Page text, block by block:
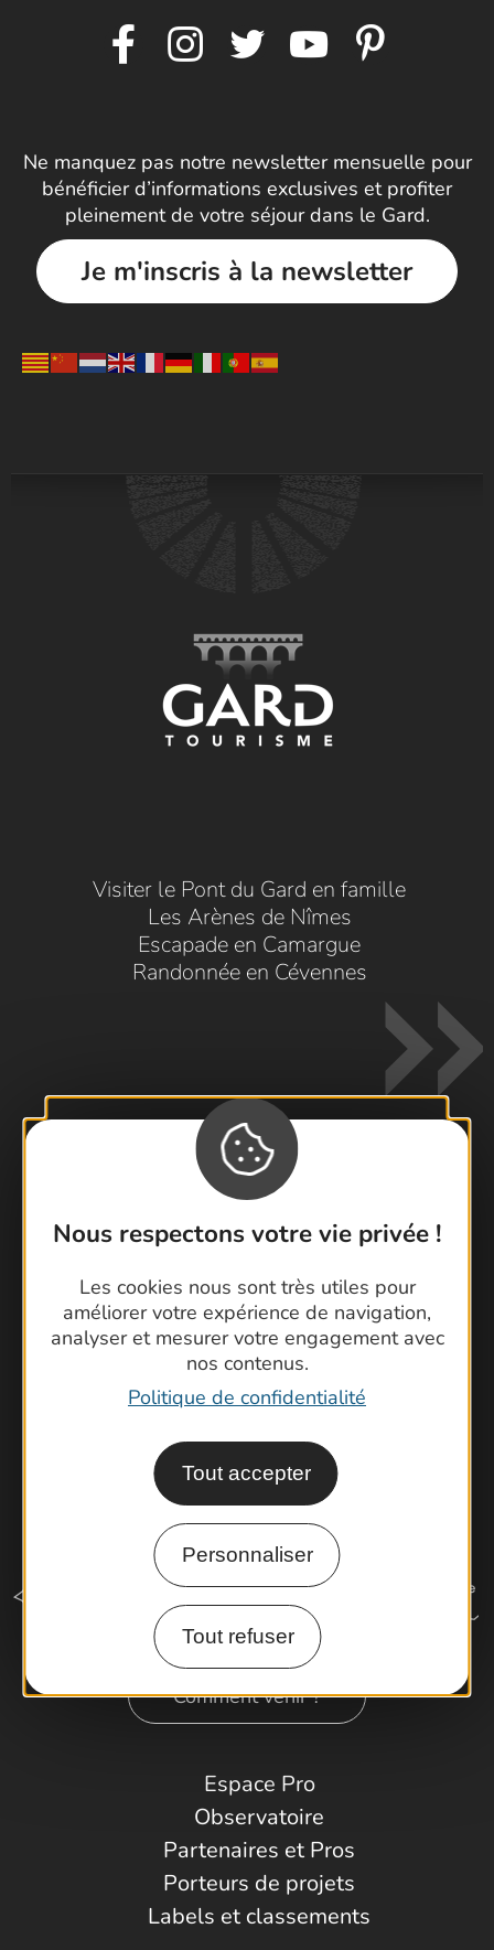
Nous respectons votre vie privée !
Les cookies nous sont très utiles pour
améliorer votre expérience de navigation,
analyser et mesurer votre engagement avec
nos contenus.
Politique de confidentialité
Tout accepter
Personnaliser
Tout refuser
Ne manquez pas notre newsletter mensuelle pour
bénéficier d’informations exclusives et profiter
pleinement de votre séjour dans le Gard.
Je m'inscris à la newsletter
Visiter le Pont du Gard en famille
Les Arènes de Nîmes
Escapade en Camargue
Randonnée en Cévennes
Contactez-nous !
Foire aux questions
Cartoguides et Topoguides
Latitude Gard
Comment venir ?
Espace Pro
Observatoire
Partenaires et Pros
Porteurs de projets
Labels et classements